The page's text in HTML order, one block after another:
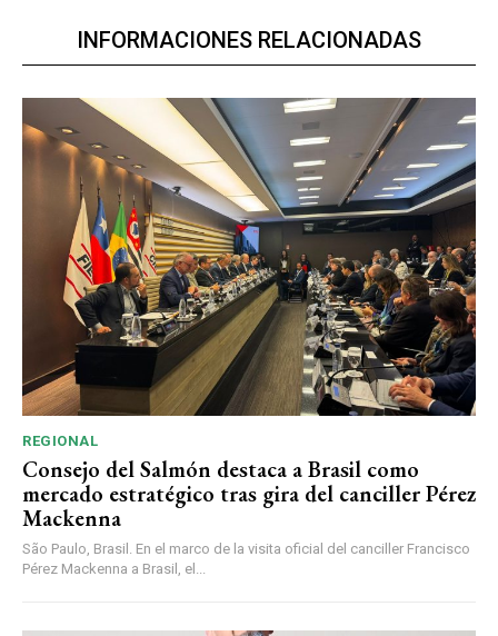
INFORMACIONES RELACIONADAS
REGIONAL
Consejo del Salmón destaca a Brasil como
mercado estratégico tras gira del canciller Pérez
Mackenna
São Paulo, Brasil. En el marco de la visita oficial del canciller Francisco
Pérez Mackenna a Brasil, el...